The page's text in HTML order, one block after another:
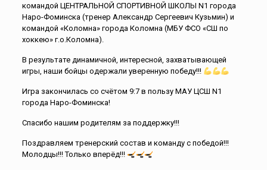
командой ЦЕНТРАЛЬНОЙ СПОРТИВНОЙ ШКОЛЫ N1 города
Наро-Фоминска (тренер Александр Сергеевич Кузьмин) и
командой «Коломна» города Коломна (МБУ ФСО «СШ по
хоккею» г.о.Коломна).
В результате динамичной, интересной, захватывающей
игры, наши бойцы одержали уверенную победу!!!
Игра закончилась со счётом 9:7 в пользу МАУ ЦСШ N1
города Наро-Фоминска!
Спасибо нашим родителям за поддержку!!!
Поздравляем тренерский состав и команду с победой!!!
Молодцы!!! Только вперёд!!!